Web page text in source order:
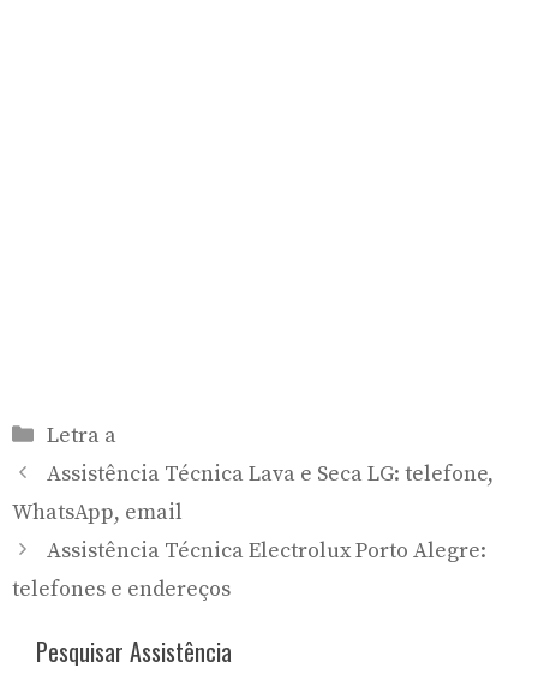
Categorias
Letra a
Assistência Técnica Lava e Seca LG: telefone,
WhatsApp, email
Assistência Técnica Electrolux Porto Alegre:
telefones e endereços
Pesquisar Assistência